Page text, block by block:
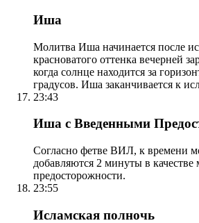
Иша
Молитва Иша начинается после
красноватого оттенка вечерней
когда солнце находится за
градусов. Иша заканчивается к
23:43
Иша с Введенными
Согласно фетве ВИЛ, к времени
добавляются 2 минуты в качестве
предосторожности.
23:55
Исламская полночь